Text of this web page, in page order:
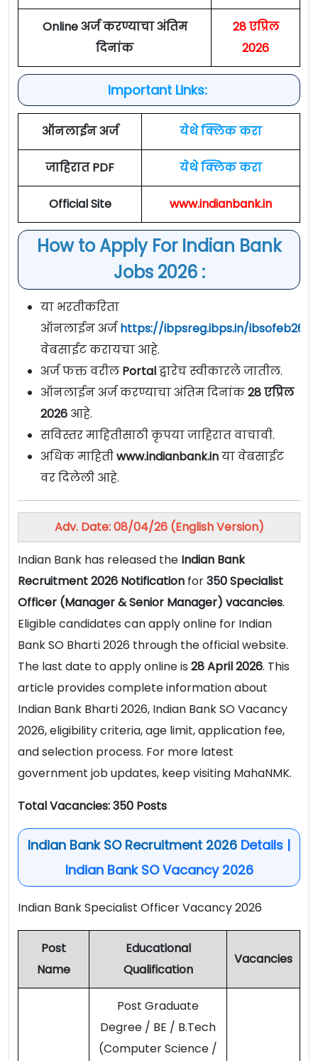
Online अर्ज करण्याचा अंतिम
दिनांक
28 एप्रिल
2026
Important Links:
ऑनलाईन अर्ज येथे क्लिक करा
जाहिरात PDF येथे क्लिक करा
Official Site www.indianbank.in
How to Apply For Indian Bank
Jobs 2026 :
या भरतीकरिता
ऑनलाईन अर्जhttps://ibpsreg.ibps.in/ibsofeb26/
वेबसाईट करायचा आहे.
अर्ज फक्त वरील Portalद्वारेच स्वीकारले जातील.
ऑनलाईन अर्ज करण्याचा अंतिम दिनांक28 एप्रिल
2026 आहे.
सविस्तर माहितीसाठी कृपया जाहिरात वाचावी.
अधिक माहितीwww.indianbank.inया वेबसाईट
वर दिलेली आहे.
Adv. Date: 08/04/26 (English Version)
Indian Bank has released the Indian Bank
Recruitment 2026 Notification for350 Specialist
Officer (Manager & Senior Manager) vacancies.
Eligible candidates can apply online for Indian
Bank SO Bharti 2026 through the official website.
The last date to apply online is 28 April 2026. This
article provides complete information about
Indian Bank Bharti 2026, Indian Bank SO Vacancy
2026, eligibility criteria, age limit, application fee,
and selection process. For more latest
government job updates, keep visiting MahaNMK.
Total Vacancies: 350 Posts
Indian Bank SO Recruitment 2026 Details |
Indian Bank SO Vacancy 2026
Indian Bank Specialist Officer Vacancy 2026
Post
Name
Educational
Qualification
Vacancies
Post Graduate
Degree / BE / B.Tech
(Computer Science /